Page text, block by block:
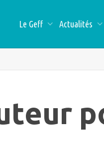
Le Geff Actualités